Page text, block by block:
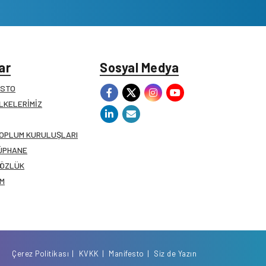
KURULUŞLARI
Sosyal Medya
Çerez Politikası KVKK Manifesto Siz de Yazın